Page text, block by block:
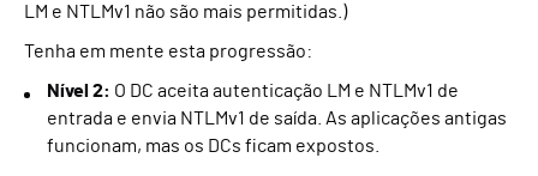
LM e NTLMv1 não são mais permitidas.)
Tenha em mente esta progressão:
Nível 2: O DC aceita autenticação LM e NTLMv1 de
entrada e envia NTLMv1 de saída. As aplicações antigas
funcionam, mas os DCs ficam expostos.